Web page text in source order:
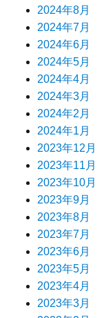
2024年8月
2024年7月
2024年6月
2024年5月
2024年4月
2024年3月
2024年2月
2024年1月
2023年12月
2023年11月
2023年10月
2023年9月
2023年8月
2023年7月
2023年6月
2023年5月
2023年4月
2023年3月